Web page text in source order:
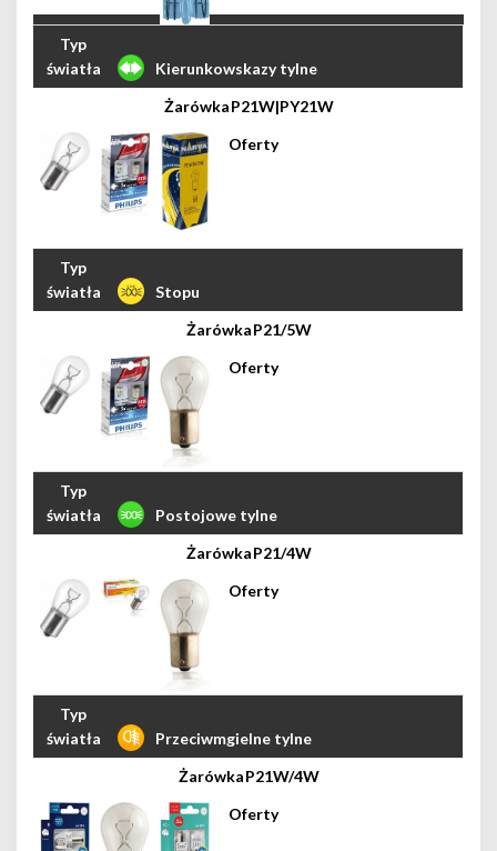
Kierunkowskazy tylne
P21W|PY21W
Stopu
P21/5W
Postojowe tylne
P21/4W
Przeciwmgielne tylne
P21W/4W